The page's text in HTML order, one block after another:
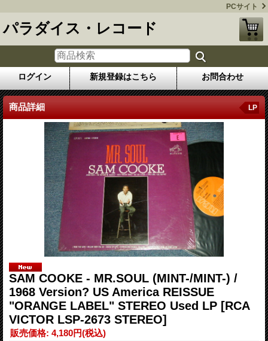
PCサイト
パラダイス・レコード
ログイン 新規登録はこちら お問合わせ
商品詳細 LP
SAM COOKE - MR.SOUL (MINT-/MINT-) /
1968 Version? US America REISSUE
"ORANGE LABEL" STEREO Used LP [RCA
VICTOR LSP-2673 STEREO]
販売価格: 4,180円(税込)